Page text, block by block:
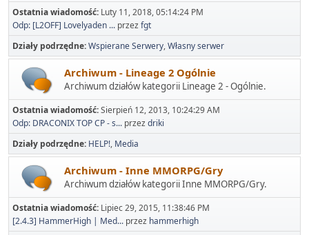
Ostatnia wiadomość: Luty 11, 2018, 05:14:24 PM
Odp: [L2OFF] Lovelyaden ... przezfgt
Działy podrzędne Wspierane Serwery Własny serwer
Archiwum - Lineage 2 Ogólnie
Archiwum działów kategorii Lineage 2 - Ogólnie.
Ostatnia wiadomość:Sierpień 12, 2013, 10:24:29 AM
Odp: DRACONIX TOP CP - s... przezdriki
Działy podrzędne HELP! Media
Archiwum - Inne MMORPG/Gry
Archiwum działów kategorii Inne MMORPG/Gry.
Ostatnia wiadomość: Lipiec 29, 2015, 11:38:46 PM
[2.4.3] HammerHigh | Med... przez hammerhigh